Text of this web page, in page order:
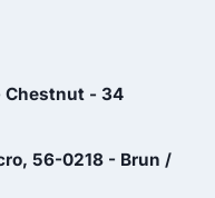
Chestnut - 34
56-0218 - Brun /